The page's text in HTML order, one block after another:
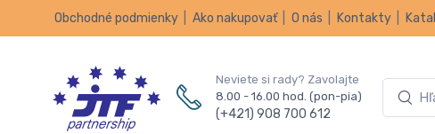
Obchodné podmienky Ako nakupovať O nás Kontakty
Neviete si rady? Zavolajte
8.00 - 16.00 hod. (pon-pia)
(+421) 908 700 612